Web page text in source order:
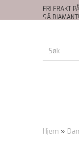
FRI FRAKT
SÅ DIAMANT!
Hjem »